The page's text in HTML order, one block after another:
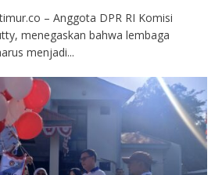
– Anggota DPR RI Komisi
menegaskan bahwa lembaga
menjadi...